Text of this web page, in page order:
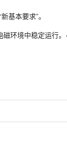
基本要求”。
环境中稳定运行。